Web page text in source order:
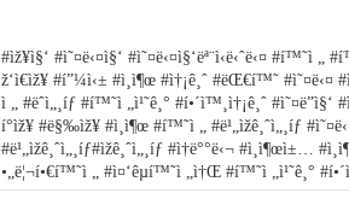
#ìž¥ì§‘ #ì˜¤ë‹¤ì§‘ #ì˜¤ë‹¤ì§‘ëª¨ì‹­ë‹ˆë‹¤ #í™˜ì „
ž‘ì€ìž¥ #í”¼ì‹± #ì¸ì¶œ #ì†¡ê¸ˆ #ëŒ€í™˜ #ì˜¤ë‹¤
ì „ #ëˆì„¸íƒ #í™˜ì „ì¹˜ê¸° #í•´ì™¸ì†¡ê¸ˆ
í°ìž¥ #ë§‰ìž¥ #ì¸ì¶œ #í™˜ì „ #ë¹„ìžê¸ˆì„¸íƒ
#ë¹„ìžê¸ˆì„¸íƒ#ìžê¸ˆì„¸íƒ #ì†ë°°ë‹¬ #ì¸ì¶œì±…
•„ë¦¬í•€í™˜ì „ #ì¤‘êµ­í™˜ì „ì†Œ #í™˜ì „ì¹˜ê¸°